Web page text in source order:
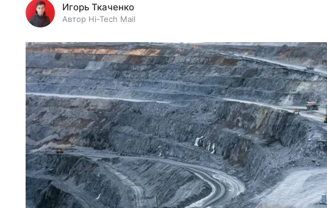
Игорь Ткаченко
Автор Hi-Tech Mail